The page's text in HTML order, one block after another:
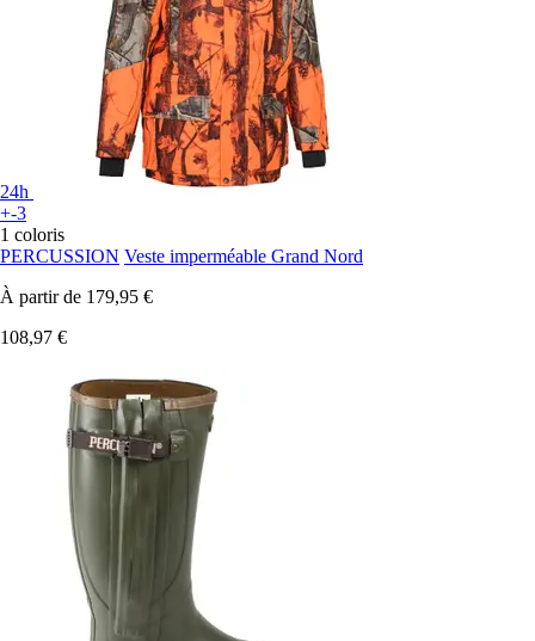
24h
+-3
1 coloris
PERCUSSION Veste imperméable Grand Nord
À partir de 179,95 €
108,97 €